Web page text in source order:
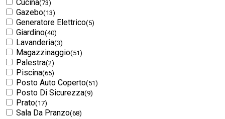
Cucina(73)
Gazebo(13)
Generatore Elettrico(5)
Giardino(40)
Lavanderia(3)
Magazzinaggio(51)
Palestra(2)
Piscina(65)
Posto Auto Coperto(51)
Posto Di Sicurezza(9)
Prato(17)
Sala Da Pranzo(68)